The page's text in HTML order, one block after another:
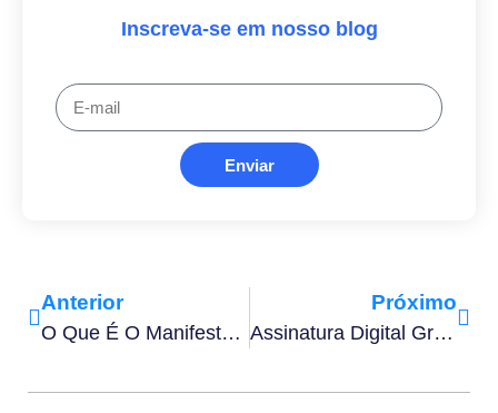
Inscreva-se em nosso blog
Enviar
Anterior
O Que É O Manifesto De Assinatura Digital E Por Que Ele É Importante?
Próximo
Assinatura Digital Gratuita: Passo A Passo De Como Fazer Em 2025